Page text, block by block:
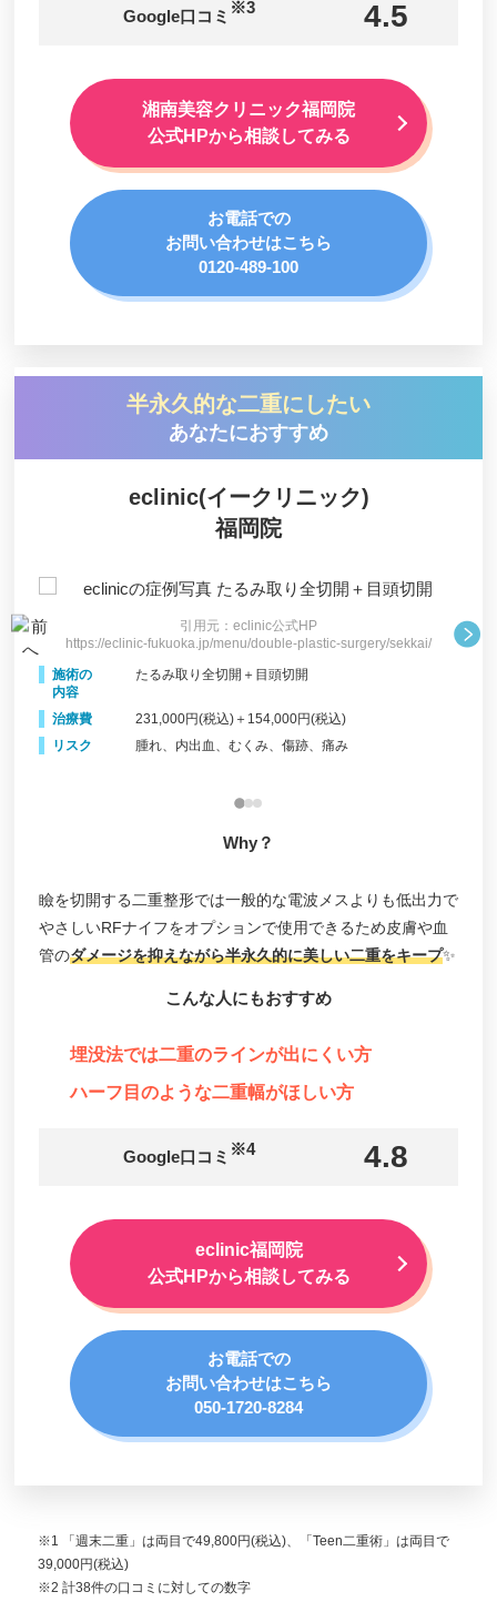
Google口コミ ※3 4.5
湘南美容クリニック福岡院
公式HPから相談してみる
お電話での
お問い合わせはこちら
0120-489-100
半永久的な二重にしたい
あなたにおすすめ
eclinic(イークリニック)
福岡院
引用元：eclinic公式HP
https://eclinic-fukuoka.jp/menu/double-plastic-surgery/sekkai/
施術の
内容
たるみ取り全切開＋目頭切開
治療費
231,000円(税込)＋154,000円(税込)
リスク
腫れ、内出血、むくみ、傷跡、痛み
Why？
瞼を切開する二重整形では一般的な電波メスよりも低出力で
やさしいRFナイフをオプションで使用できるため皮膚や血
管のダメージを抑えながら半永久的に美しい二重をキープ✨
こんな人にもおすすめ
埋没法では二重のラインが出にくい方
ハーフ目のような二重幅がほしい方
Google口コミ ※4 4.8
eclinic福岡院
公式HPから相談してみる
お電話での
お問い合わせはこちら
050-1720-8284
※1 「週末二重」は両目で49,800円(税込)、「Teen二重術」は両目で
39,000円(税込)
※2 計38件の口コミに対しての数字